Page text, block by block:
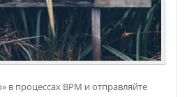
в процессах BPM и отправляйте